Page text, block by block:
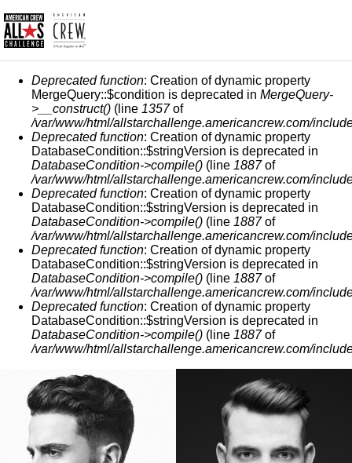
FEHLERMELDUNG
Deprecated function: Creation of dynamic property
MergeQuery::$condition is deprecated in MergeQuery-
>__construct() (line 1357of
/var/www/html/allstarchallenge.americancrew.com/
Deprecated function: Creation of dynamic property
DatabaseCondition::$stringVersion is deprecated in
DatabaseCondition->compile() (line 1887of
/var/www/html/allstarchallenge.americancrew.com/
Deprecated function: Creation of dynamic property
DatabaseCondition::$stringVersion is deprecated in
DatabaseCondition->compile() (line 1887of
/var/www/html/allstarchallenge.americancrew.com/
Deprecated function: Creation of dynamic property
DatabaseCondition::$stringVersion is deprecated in
DatabaseCondition->compile() (line 1887of
/var/www/html/allstarchallenge.americancrew.com/
Deprecated function: Creation of dynamic property
DatabaseCondition::$stringVersion is deprecated in
DatabaseCondition->compile() (line 1887of
/var/www/html/allstarchallenge.americancrew.com/